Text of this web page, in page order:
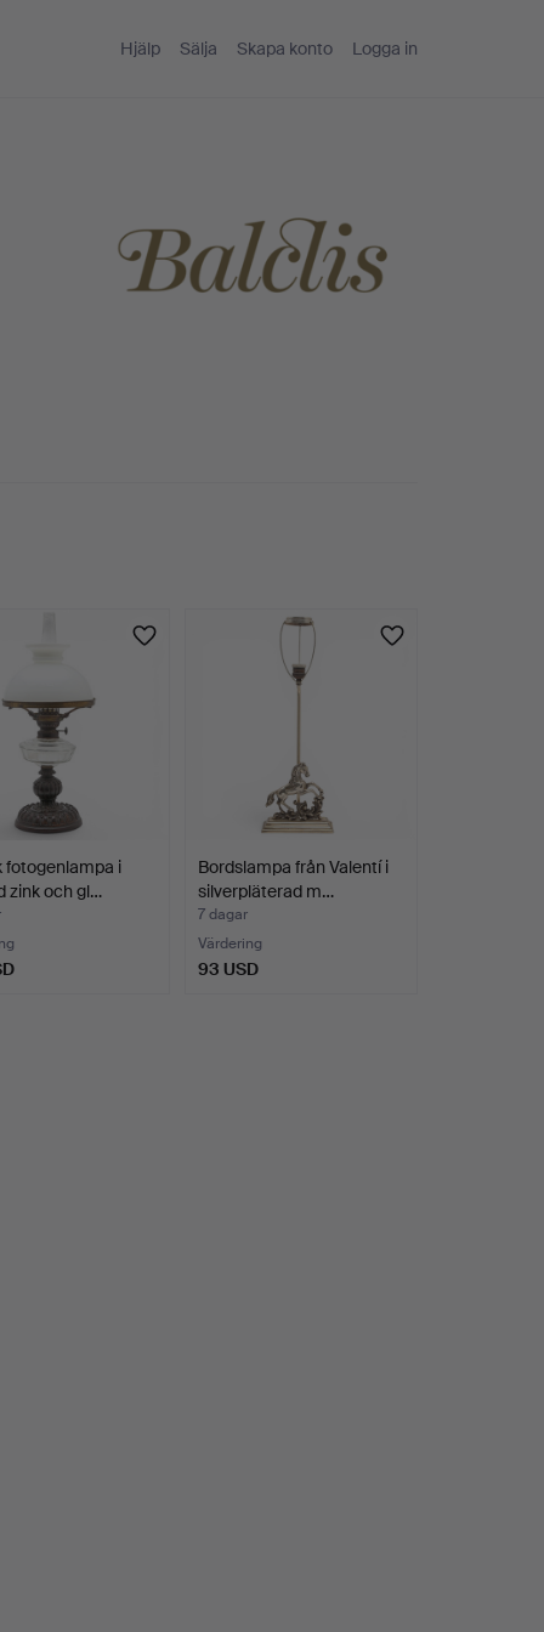
Hjälp Sälja Skapa konto Logga in
fotogenlampa i
zink och gl…
Bordslampa från Valentí i
silverpläterad m…
7 dagar
Värdering
93 USD